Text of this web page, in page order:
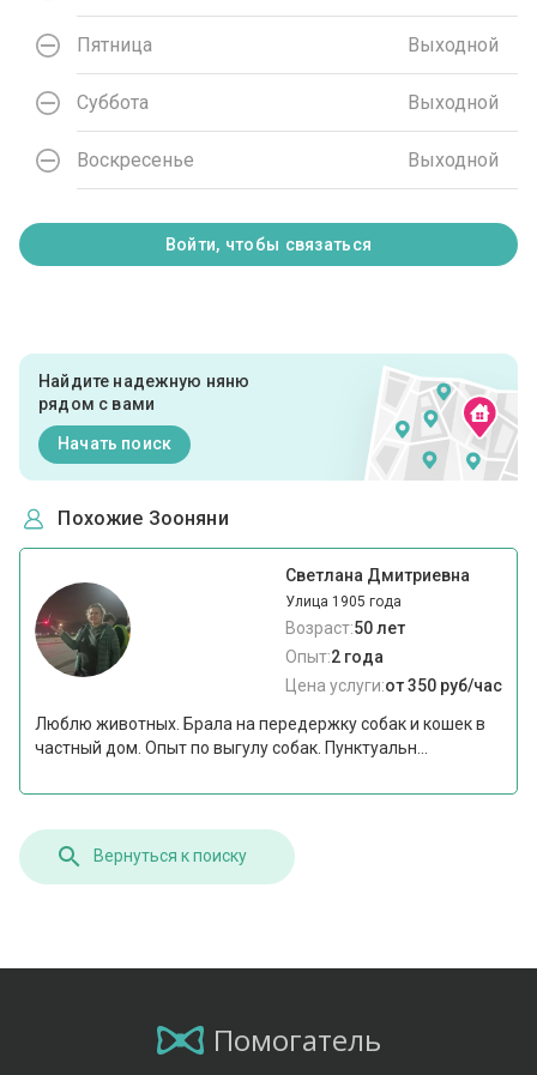
Пятница Выходной
Суббота Выходной
Воскресенье Выходной
Войти, чтобы связаться
Найдите надежную няню
рядом с вами
Начать поиск
Похожие Зооняни
Светлана Дмитриевна
Улица 1905 года
Возраст:50 лет
Опыт:2 года
Цена услуги:от 350 руб/час
Люблю животных. Брала на передержку собак и кошек в
частный дом. Опыт по выгулу собак. Пунктуальн...
Вернуться к поиску
Помогатель